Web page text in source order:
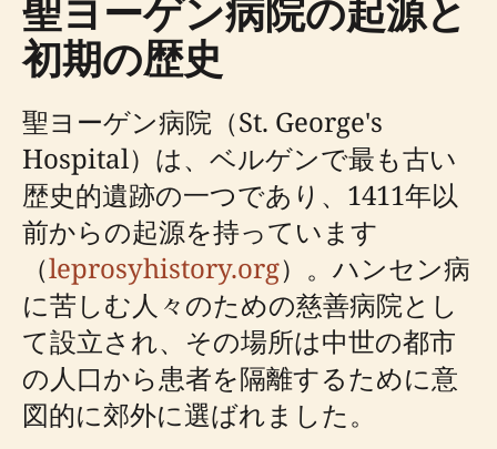
聖ヨーゲン病院の起源と
初期の歴史
聖ヨーゲン病院（St. George's
Hospital）は、ベルゲンで最も古い
歴史的遺跡の一つであり、1411年以
前からの起源を持っています
（leprosyhistory.org）。ハンセン病
に苦しむ人々のための慈善病院とし
て設立され、その場所は中世の都市
の人口から患者を隔離するために意
図的に郊外に選ばれました。